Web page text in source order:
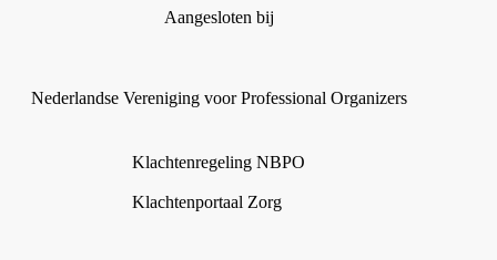
Aangesloten bij
Nederlandse Vereniging voor Professional Organizers
Klachtenregeling NBPO
Klachtenportaal Zorg